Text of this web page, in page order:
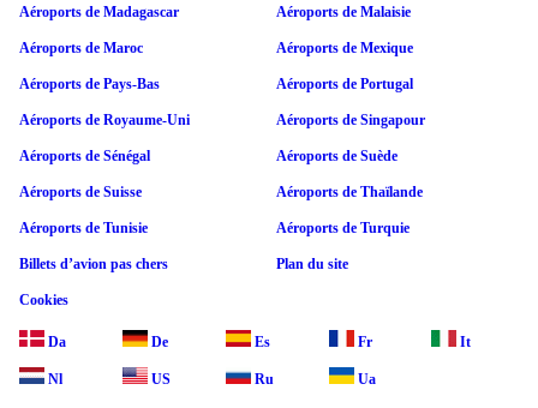
Aéroports de Madagascar Aéroports de Malaisie
Aéroports de Maroc Aéroports de Mexique
Aéroports de Pays-Bas Aéroports de Portugal
Aéroports de Royaume-Uni Aéroports de Singapour
Aéroports de Sénégal Aéroports de Suède
Aéroports de Suisse Aéroports de Thaïlande
Aéroports de Tunisie Aéroports de Turquie
Billets d’avion pas chers Plan du site
Cookies
Da De Es Fr It
Nl US Ru Ua